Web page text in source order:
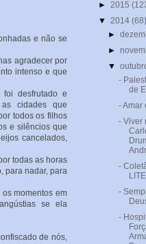
e não se
agradecer por
intenso e que
desfrutado e
cidades que
todos os filhos
e silêncios que
cancelados,
todas as horas
para nadar, para
momentos em
se ela
de nós,
► 2015
▼ 2014 (68)
►
►
▼
-
de
- Amar
- Viver
-
-
-